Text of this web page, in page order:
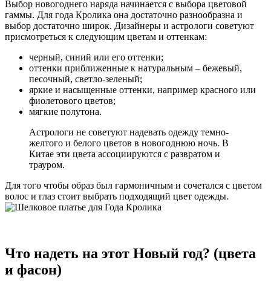
Выбор новогоднего наряда начинается с выбора цветовой
гаммы. Для года Кролика она достаточно разнообразна и
выбор достаточно широк. Дизайнеры и астрологи советуют
присмотреться к следующим цветам и оттенкам:
черный, синий или его оттенки;
оттенки приближенные к натуральным – бежевый,
песочный, светло-зеленый;
яркие и насыщенные оттенки, например красного или
фиолетового цветов;
мягкие полутона.
Астрологи не советуют надевать одежду темно-
желтого и белого цветов в новогоднюю ночь. В
Китае эти цвета ассоциируются с развратом и
трауром.
Для того чтобы образ был гармоничным и сочетался с цветом
волос и глаз стоит выбрать подходящий цвет одежды.
Что надеть на этот Новый год? (цвета
и фасон)